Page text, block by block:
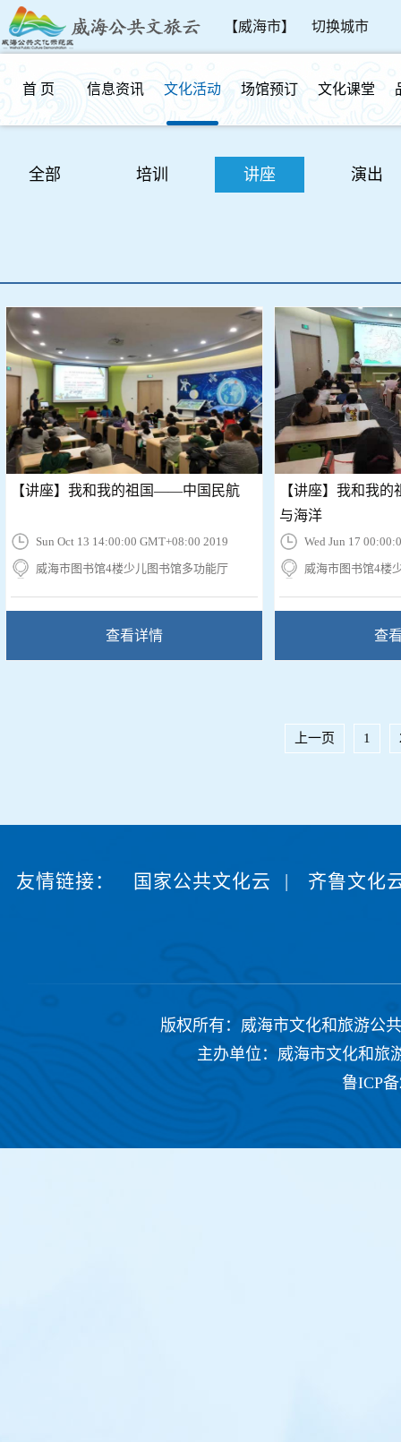
【威海市】 切换城市
首 页 信息资讯 文化活动 场馆预订 文化课堂
全部 培训 讲座 演出
【讲座】我和我的祖国——中国民航
Sun Oct 13 14:00:00 GMT+08:00 2019
威海市图书馆4楼少儿图书馆多功能厅
查看详情
【讲座】我和我
与海洋
Wed Jun 17
威海市图书馆4楼
查
上一页 1
友情链接： 国家公共文化云 | 齐鲁文化
版权所有：威海市文化和旅游公共
主办单位：威海市文化和旅
鲁ICP备